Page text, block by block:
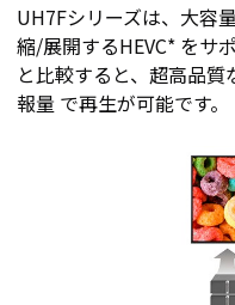
UH7Fシリーズは、大容
縮/展開するHEVC* をサ
と比較すると、超高品
報量 で再生が可能です。